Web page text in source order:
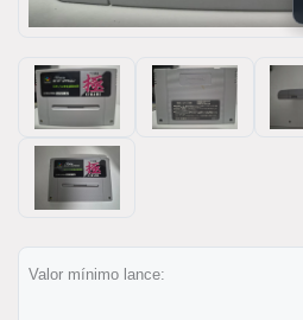
Valor mínimo lance: